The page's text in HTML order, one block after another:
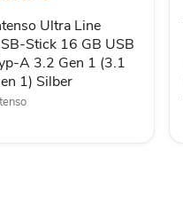
Ultra Line
Stick 16 GB USB
A 3.2 Gen 1 (3.1
1) Silber